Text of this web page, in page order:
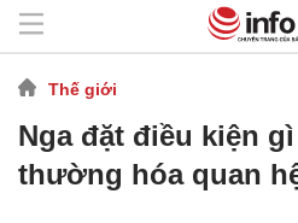
Thế giới
Nga đặt điều kiện
thường hóa quan